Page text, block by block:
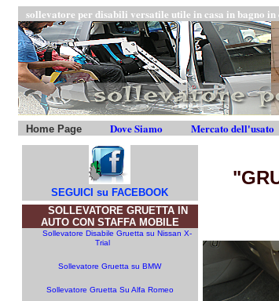
sollevatore per disabili versatile utile in casa in bagno
Home Page Dove Siamo Mercato dell'usato
SEGUICI su FACEBOOK
SOLLEVATORE GRUETTA IN
AUTO CON STAFFA MOBILE
Sollevatore Disabile Gruetta su Nissan X-
Trial
Sollevatore Gruetta su BMW
Sollevatore Gruetta Su Alfa Romeo